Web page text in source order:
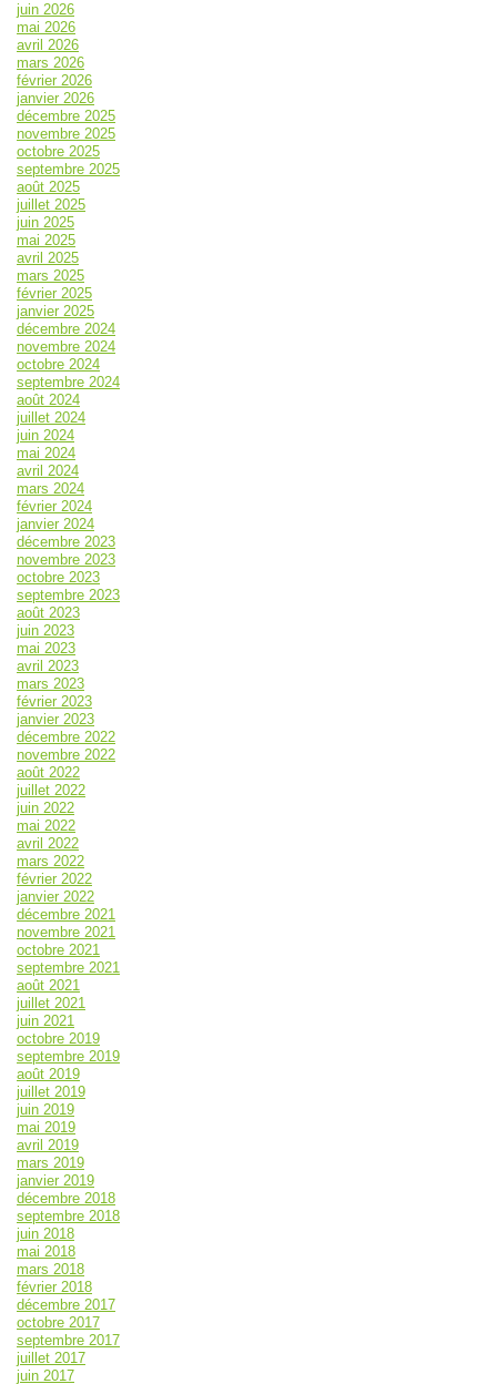
juin 2026
mai 2026
avril 2026
mars 2026
février 2026
janvier 2026
décembre 2025
novembre 2025
octobre 2025
septembre 2025
août 2025
juillet 2025
juin 2025
mai 2025
avril 2025
mars 2025
février 2025
janvier 2025
décembre 2024
novembre 2024
octobre 2024
septembre 2024
août 2024
juillet 2024
juin 2024
mai 2024
avril 2024
mars 2024
février 2024
janvier 2024
décembre 2023
novembre 2023
octobre 2023
septembre 2023
août 2023
juin 2023
mai 2023
avril 2023
mars 2023
février 2023
janvier 2023
décembre 2022
novembre 2022
août 2022
juillet 2022
juin 2022
mai 2022
avril 2022
mars 2022
février 2022
janvier 2022
décembre 2021
novembre 2021
octobre 2021
septembre 2021
août 2021
juillet 2021
juin 2021
octobre 2019
septembre 2019
août 2019
juillet 2019
juin 2019
mai 2019
avril 2019
mars 2019
janvier 2019
décembre 2018
septembre 2018
juin 2018
mai 2018
mars 2018
février 2018
décembre 2017
octobre 2017
septembre 2017
juillet 2017
juin 2017